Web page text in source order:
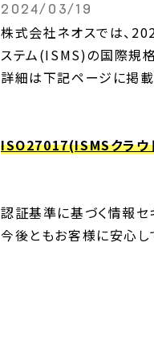
2024/03/19
株式会社ネオスでは、
ステム(ISMS)の国際規
詳細は下記ページに掲載
ISO27017(ISMSクラウ
認証基準に基づく情報セ
今後ともお客様に安心し